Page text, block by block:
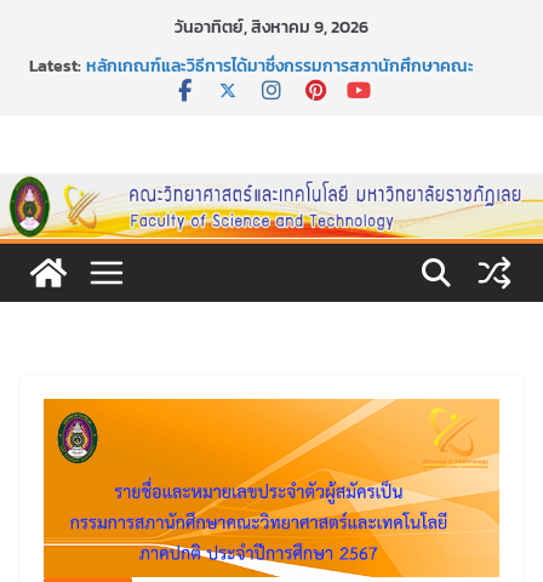
วันอาทิตย์, สิงหาคม 9, 2026
Latest:
กิจกรรมการให้บริการคำปรึกษาและการมีส่วนร่วมในการดำเนิน
งานของคณะวิทยาศาสตร์และเทคโนโลยี
หลักเกณฑ์และวิธีการได้มาซึ่งกรรมการสภานักศึกษาคณะ
ขอเชิญชวนประชาชนทุกคน ร่วมลงนามออนไลน์ “ลด ละ เลิก
เหล้า” ประจำปี พ.ศ. 2569
ประกาศสัปดาห์วิทยาศาสตร์แห่งชาติ ประจำปี 2569